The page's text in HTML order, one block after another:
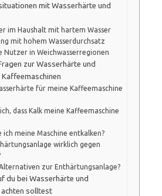
mit Wasserhärte und
im Haushalt mit hartem Wasser
mit hohem Wasserdurchsatz
Nutzer in Weichwasserregionen
zur Wasserhärte und
für meine Kaffeemaschine
dass Kalk meine Kaffeemaschine
meine Maschine entkalken?
wirklich gegen
zur Enthärtungsanlage?
du bei Wasserhärte und
achten solltest